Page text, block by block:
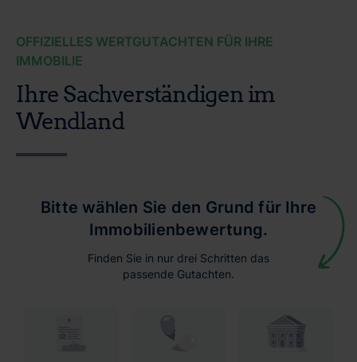
OFFIZIELLES WERTGUTACHTEN FÜR IHRE
IMMOBILIE
Ihre Sachverständigen im
Wendland
Bitte wählen Sie den Grund für Ihre
Immobilienbewertung.
Finden Sie in nur drei Schritten das
passende Gutachten.